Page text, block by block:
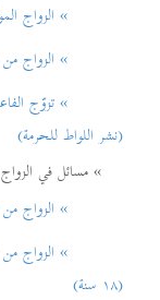
» الزواج
» الزواج من
» تزوّج الفاعل
(نشر اللواط للحرمة)
» مسائل في الزواج
» الزواج من
» الزواج من
(۱۸ سنة)